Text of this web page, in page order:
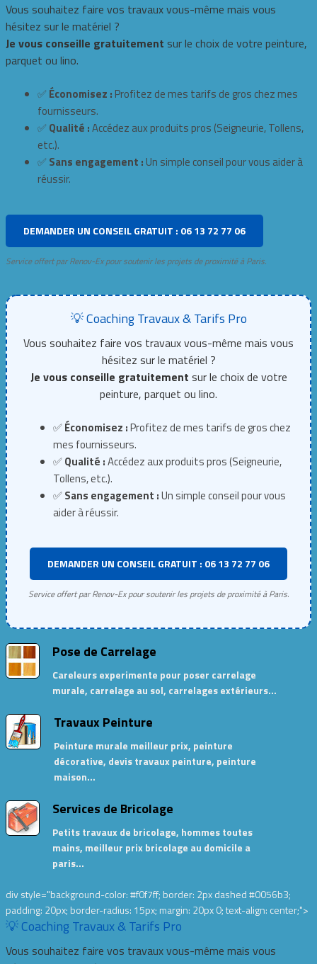
Vous souhaitez faire vos travaux vous-même mais vous
hésitez sur le matériel ?
Je vous conseille gratuitement sur le choix de votre peinture,
parquet ou lino.
✅ Économisez : Profitez de mes tarifs de gros chez mes
fournisseurs.
✅ Qualité :Accédez aux produits pros (Seigneurie, Tollens,
etc.).
✅ Sans engagement : Un simple conseil pour vous aider à
réussir.
DEMANDER UN CONSEIL GRATUIT : 06 13 72 77 06
Service offert par Renov-Ex pour soutenir les projets de proximité à Paris.
💡 Coaching Travaux & Tarifs Pro
Vous souhaitez faire vos travaux vous-même mais vous
hésitez sur le matériel ?
Je vous conseille gratuitement sur le choix de votre
peinture, parquet ou lino.
✅Économisez :Profitez de mes tarifs de gros chez
mes fournisseurs.
✅Qualité :Accédez aux produits pros (Seigneurie,
Tollens, etc.).
✅Sans engagement :Un simple conseil pour vous
aider à réussir.
DEMANDER UN CONSEIL GRATUIT : 06 13 72 77 06
Service offert par Renov-Ex pour soutenir les projets de proximité à Paris.
Pose de Carrelage
Careleurs experimente pour poser carrelage
murale, carrelage au sol, carrelages extérieurs…
Travaux Peinture
Peinture murale meilleur prix, peinture
décorative, devis travaux peinture, peinture
maison…
Services de Bricolage
Petits travaux de bricolage, hommes toutes
mains, meilleur prix bricolage au domicile a
paris…
div style="background-color: #f0f7ff; border: 2px dashed #0056b3;
padding: 20px; border-radius: 15px; margin: 20px 0; text-align: center;">
💡 Coaching Travaux & Tarifs Pro
Vous souhaitez faire vos travaux vous-même mais vous